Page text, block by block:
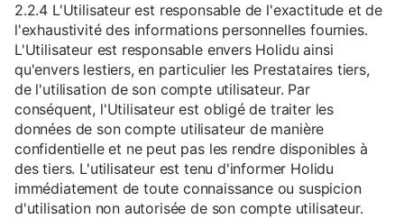
2.2.4 L'Utilisateur est responsable de l'exactitude et de
l'exhaustivité des informations personnelles fournies.
L'Utilisateur est responsable envers Holidu ainsi
qu'envers lestiers, en particulier les Prestataires tiers,
de l'utilisation de son compte utilisateur. Par
conséquent, l'Utilisateur est obligé de traiter les
données de son compte utilisateur de manière
confidentielle et ne peut pas les rendre disponibles à
des tiers. L'utilisateur est tenu d'informer Holidu
immédiatement de toute connaissance ou suspicion
d'utilisation non autorisée de son compte utilisateur.